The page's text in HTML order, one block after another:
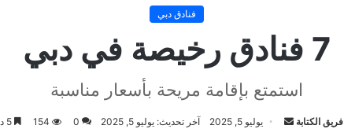
فنادق دبي
7 فنادق رخيصة في دبي
استمتع بإقامة مريحة بأسعار مناسبة
فريق الكتابة
أرسليوليو 5, 2025 آخر تحديث: يوليو 5, 2025 0
154 5 دقائق